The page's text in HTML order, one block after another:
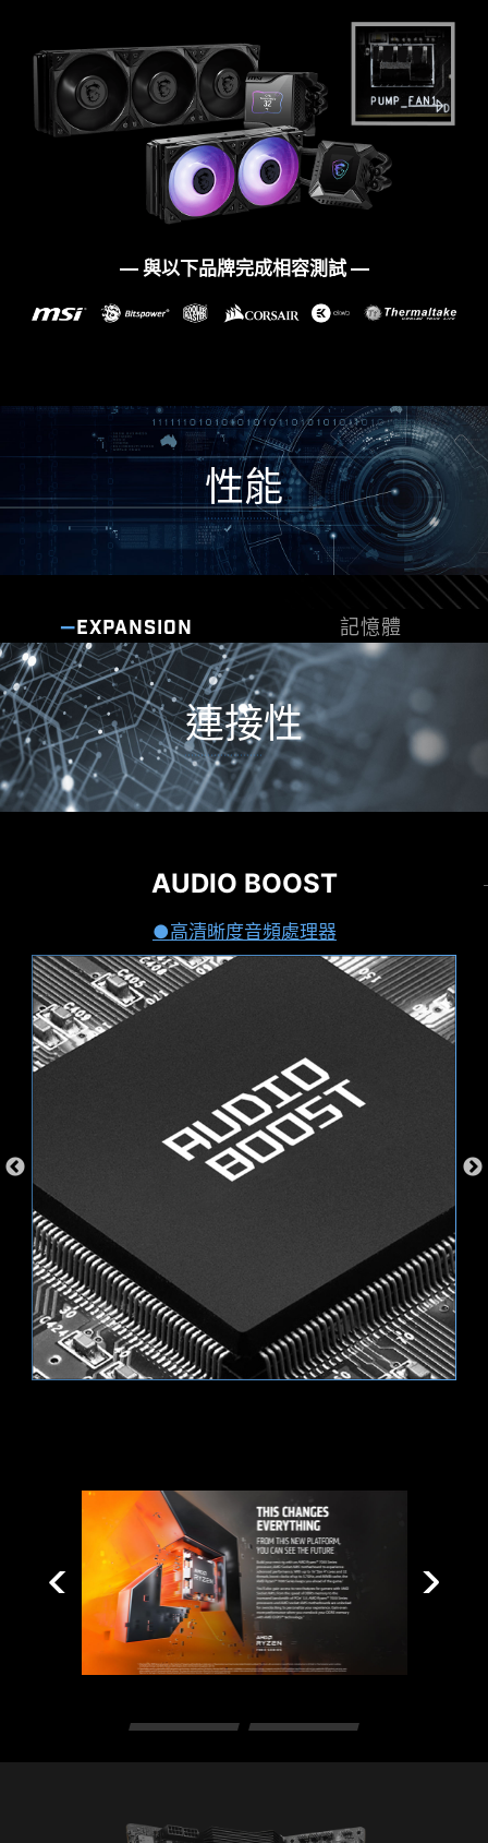
— 與以下品牌完成相容測試 —
MSI PBO 資料夾中的熱點設定，將 CPU 最高溫度
設為 85°C、75°C 和 65°C 。藉由精準的測試調
教，CPU 可以在較低的電壓和溫度下運行，並維持
性能表現不受影響。
使用連接的電源刷新BIOS，按照以下步驟。不
需要CPU和內存即可再次成功啟動。
看更多
更多友善設計
WINDOWS 11 認證
MSI 憑藉著對相容性的堅持，在研發團隊努力不懈
的Microsoft Windows 11時，能夠帶給使用者最佳
的相容性與無憂的用戶體驗。
* 將主機板裝入機殼時，請確保移除不必要的安裝支架。
性能
EXPANSION 記憶體
BIOS & 軟體
搭載 SMT 插槽的 DDR5 記憶體支援
最新的 DDR5 記憶體支援，為 DDR 性能邁進一大步
! 結合獨家 SMT焊接工藝和 MSI Memory Boost 技
術，B650 系列為您激發更強悍的記憶體性能。
先進的 SMT焊接工藝（Surface Mount
信號。
微星在極端條件下對主流記憶體品牌進行嚴苛測
試，以確保系統在任何情況下都能穩定運作。並透
過電源自動設置輕鬆啟用EXPO 設定參數，以獲得
最佳的記憶體讀取速度和穩定性。
MSI CENTER
MSI 全新的MSI Center 將MSI 所有軟體整合到一個
應用程序中。進一步控制主機板功能，以釋放無限
可能性。
Mystic Light
輕鬆制訂自己的燈效傑作。只需點擊幾下即可呈現
AIDA64 EXTREME 獨家版本
微星主機板提供AIDA64 Extreme 獨家版本60 天免
費試用。 AIDA64 Extreme 是一款電腦軟硬體偵測
MSI PRO 全系列主機板在BIOS中皆導入 SECURITY
連接性
網路連線
AUDIO BOOST
高清晰度音頻處理器
輕鬆延伸您的RGB體驗
利用 Mystic Light 擴充插槽，可以增添RGB 燈條或
其他 RGB裝置設備。Mystic Light 軟體直覺式介
面，更方便您操作控制，無需再另外單購RGB控制
器。
V2 RGB
高頻寬、低延遲網路連線
MSI 配置優質網路解決方案，更快的驚人傳輸速
度，徹底滿足玩家的苛刻要求。
2.5G LAN